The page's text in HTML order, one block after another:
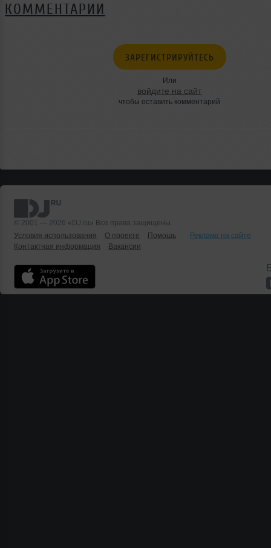
КОММЕНТАРИИ
ЗАРЕГИСТРИРУЙТЕСЬ
Или
войдите на сайт
чтобы оставить комментарий
© 2001 — 2026 «DJ.ru» Все права защищены.
Условия использования
О проекте Помощь
Реклама на сайте
Контактная информация
Вакансии